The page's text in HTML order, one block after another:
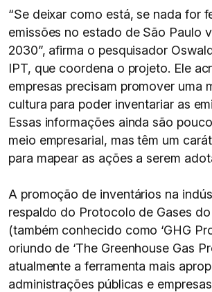
“Se deixar como está, se nada for
emissões no estado de São Paulo
2030”, afirma o pesquisador
IPT, que coordena o projeto. Ele
empresas precisam promover uma
cultura para poder inventariar as
Essas informações ainda são
meio empresarial, mas têm um
para mapear as ações a serem
A promoção de inventários na
respaldo do Protocolo de Gases
(também conhecido como ‘GHG
oriundo de ‘The Greenhouse Gas
atualmente a ferramenta mais
administrações públicas e